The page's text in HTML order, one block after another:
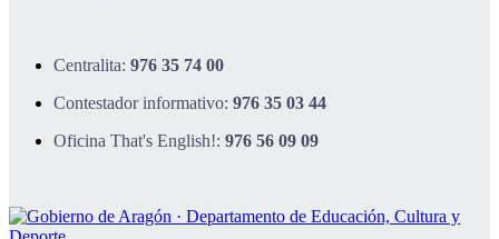
Centralita: 976 35 74 00
Contestador informativo: 976 35 03 44
Oficina That's English!: 976 56 09 09